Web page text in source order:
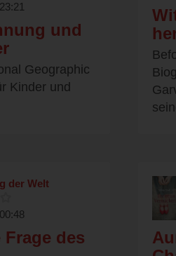
und
Geographic
Kinder und
der Welt
des